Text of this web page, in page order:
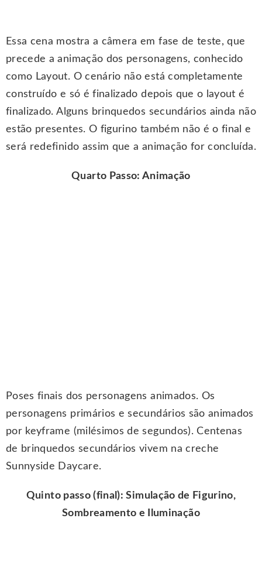
Essa cena mostra a câmera em fase de teste, que
precede a animação dos personagens, conhecido
como Layout. O cenário não está completamente
construído e só é finalizado depois que o layout é
finalizado. Alguns brinquedos secundários ainda não
estão presentes. O figurino também não é o final e
será redefinido assim que a animação for concluída.
Quarto Passo: Animação
Poses finais dos personagens animados. Os
personagens primários e secundários são animados
por keyframe (milésimos de segundos). Centenas
de brinquedos secundários vivem na creche
Sunnyside Daycare.
Quinto passo (final): Simulação de Figurino,
Sombreamento e Iluminação